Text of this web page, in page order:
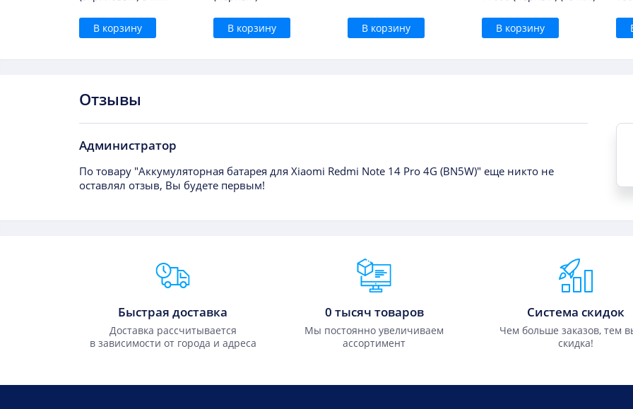
В корзину В корзину В корзину В корзину
Отзывы
Администратор
По товару "Аккумуляторная батарея для Xiaomi Redmi Note 14 Pro 4G (BN5W)" еще никто не
оставлял отзыв, Вы будете первым!
Преимущества Fixmobile
Быстрая доставка
Доставка рассчитывается
в зависимости от города и адреса
0 тысяч товаров
Мы постоянно увеличиваем
ассортимент
Система скидок
Чем больше заказов, тем
скидка!